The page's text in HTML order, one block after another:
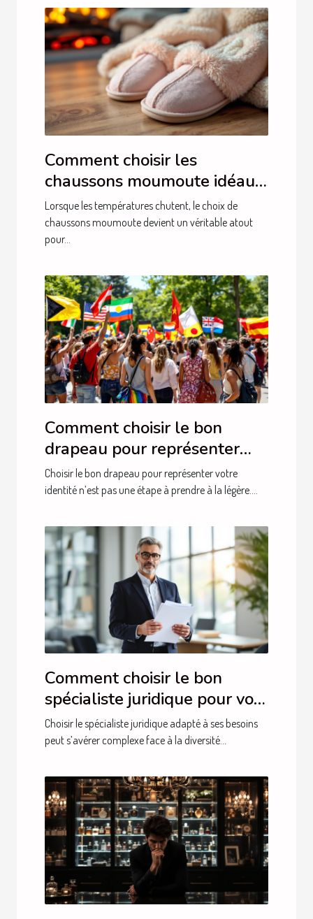
Comment choisir les
chaussons moumoute idéaux
pour l'hiver ?
Lorsque les températures chutent, le choix de
chaussons moumoute devient un véritable atout
pour...
Comment choisir le bon
drapeau pour représenter
votre identité ?
Choisir le bon drapeau pour représenter votre
identité n’est pas une étape à prendre à la légère....
Comment choisir le bon
spécialiste juridique pour vos
besoins ?
Choisir le spécialiste juridique adapté à ses besoins
peut s’avérer complexe face à la diversité...